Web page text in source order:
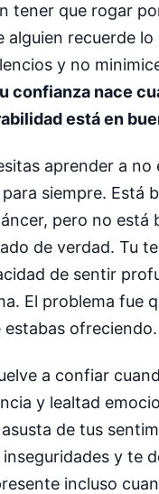
tener que rogar
alguien recuerde lo
y no
confianza nace
está en
aprender a no
siempre. Está
pero no está
de verdad. Tu
de sentir
El problema fue
estabas ofreciendo.
a confiar
y lealtad
de tus
y te
incluso